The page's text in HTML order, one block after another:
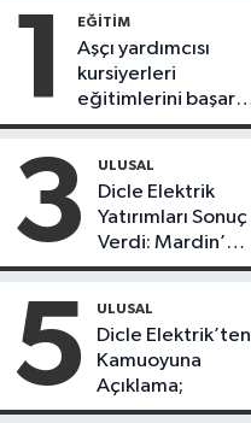
1 EĞİTİM
Aşçı yardımcısı
kursiyerleri
eğitimlerini başarı
ile tamamladı
3 ULUSAL
Dicle Elektrik
Yatırımları Sonuç
Verdi: Mardin’de
Kayıp Kaçak
Düşüş
5 ULUSAL
Dicle Elektrik’ten
Kamuoyuna
Açıklama;